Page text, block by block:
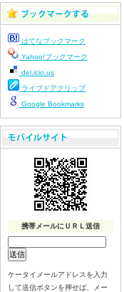
はてなブックマーク
Yahoo!ブックマーク
del.icio.us
ライブドアクリップ
Google Bookmarks
携帯メールにＵＲＬ送信
ケータイメールアドレスを入力
して送信ボタンを押せば、メー